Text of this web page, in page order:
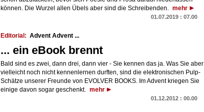
können. Die Wurzel allen Übels aber sind die Schreibenden.
mehr
01.07.2019 : 07.00
Editorial: Advent Advent ...
... ein eBook brennt
Bald sind es zwei, dann drei, dann vier - Sie kennen das ja. Was Sie aber
vielleicht noch nicht kennenlernen durften, sind die elektronischen Pulp-
Schätze unserer Freunde von EVOLVER BOOKS. Im Advent kriegen Sie
einige davon sogar geschenkt.
mehr
01.12.2012 : 00.00